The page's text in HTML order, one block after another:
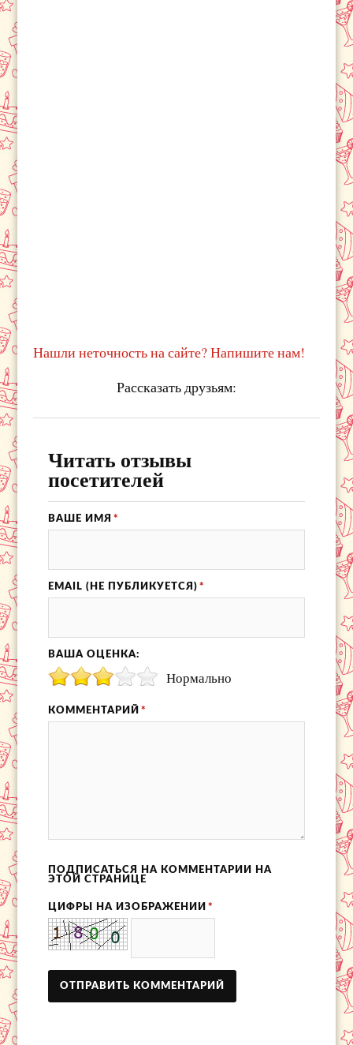
Нашли неточность на сайте? Напишите нам!
Рассказать друзьям:
Читать отзывы
посетителей
ВАШЕ ИМЯ *
EMAIL (НЕ ПУБЛИКУЕТСЯ) *
ВАША ОЦЕНКА:
Нормально
КОММЕНТАРИЙ *
ПОДПИСАТЬСЯ НА КОММЕНТАРИИ НА
ЭТОЙ СТРАНИЦЕ
ЦИФРЫ НА ИЗОБРАЖЕНИИ *